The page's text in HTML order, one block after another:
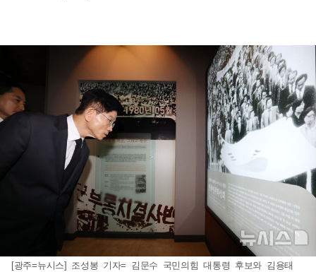
[광주=뉴시스] 조성봉 기자= 김문수 국민의힘 대통령 후보와 김용태